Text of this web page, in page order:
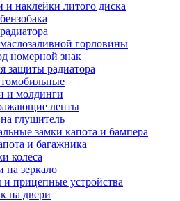
и наклейки литого диска
горловины
номерной знак
защиты радиатора
и молдинги
ленты
глушитель
замки капота и бампера
и багажника
колеса
на зеркало
прицепные устройства
на двери